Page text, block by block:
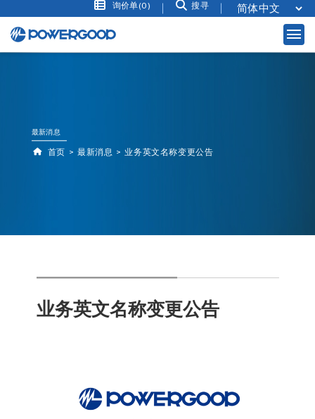
询价单(0) 搜寻
最新消息
首页 最新消息 业务英文名称变更公告
业务英文名称变更公告